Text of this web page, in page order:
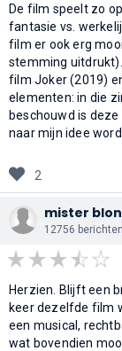
De film speelt zo
fantasie vs.
film er ook erg
stemming
film Joker (2019)
elementen: in die
beschouwd is
naar mijn idee
2
mister
12756 berichten
Herzien. Blijft een
keer dezelfde film
een musical,
wat bovendien